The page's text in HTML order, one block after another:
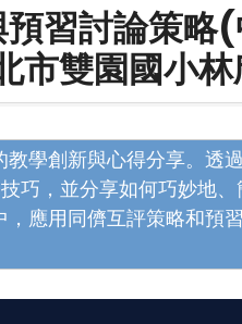
習討論策略
市雙園國小
教學創新與心得分享。透
巧，並分享如何巧妙地、
，應用同儕互評策略和預